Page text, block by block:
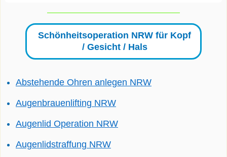
Schönheitsoperation NRW für Kopf
/ Gesicht / Hals
Abstehende Ohren anlegen NRW
Augenbrauenlifting NRW
Augenlid Operation NRW
Augenlidstraffung NRW